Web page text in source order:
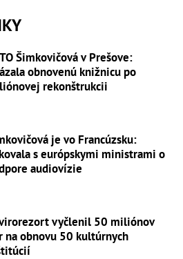
Šimkovičová v Prešove:
obnovenú knižnicu po
rekonštrukcii
je vo Francúzsku:
s európskymi ministrami o
audiovízie
vyčlenil 50 miliónov
na obnovu 50 kultúrnych